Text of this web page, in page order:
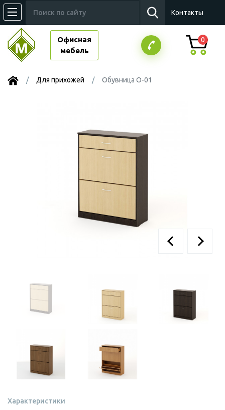
Контакты
Офисная
мебель
0
Для прихожей Обувница О-01
Характеристики